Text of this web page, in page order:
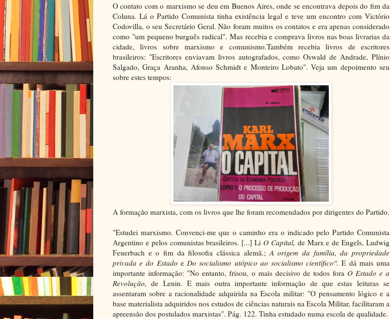
O contato com o marxismo se deu em Buenos Aires, onde se encontrava depois do fim da
Coluna. Lá o Partido Comunista tinha existência legal e teve um encontro com Victório
Codovilla, o seu Secretário Geral. Não foram muitos os contatos e era apenas considerado
como "um pequeno burguês radical". Mas recebia e comprava livros nas boas livrarias da
cidade, livros sobre marxismo e comunismo.Também recebia livros de escritores
brasileiros: "Escritores enviavam livros autografados, como Oswald de Andrade, Plínio
Salgado, Graça Aranha, Afonso Schmidt e Monteiro Lobato". Veja um depoimento seu
sobre estes tempos:
A formação marxista, com os livros que lhe foram recomendados por dirigentes do Partido.
"Estudei marxismo. Convenci-me que o caminho era o indicado pelo Partido Comunista
Argentino e pelos comunistas brasileiros. [...] Li O Capital, de Marx e de Engels, Ludwig
Feuerbach e o fim da filosofia clássica alemã.; A origem da família, da propriedade
privada e do Estado e Do socialismo utópico ao socialismo científico".E dá mais uma
importante informação: "No entanto, frisou, o mais decisivo de todos fora O Estado e a
Revolução,de Lenin. E mais outra importante informação de que estas leituras se
assentaram sobre a racionalidade adquirida na Escola militar: "O pensamento lógico e a
base materialista adquiridos nos estudos de ciências naturais na Escola Militar, facilitaram a
apreensão dos postulados marxistas". Pág. 122. Tinha estudado numa escola de qualidade.